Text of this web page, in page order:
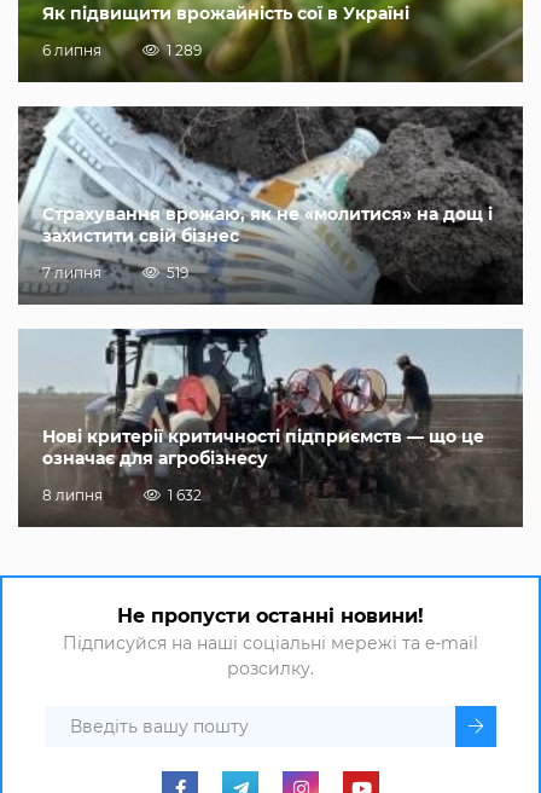
Як підвищити врожайність сої в Україні
6 липня 1 289
Страхування врожаю, як не «молитися» на дощ і
захистити свій бізнес
7 липня 519
Нові критерії критичності підприємств — що це
означає для агробізнесу
8 липня 1 632
Не пропусти останні новини!
Підписуйся на наші соціальні мережі та e-mail
розсилку.